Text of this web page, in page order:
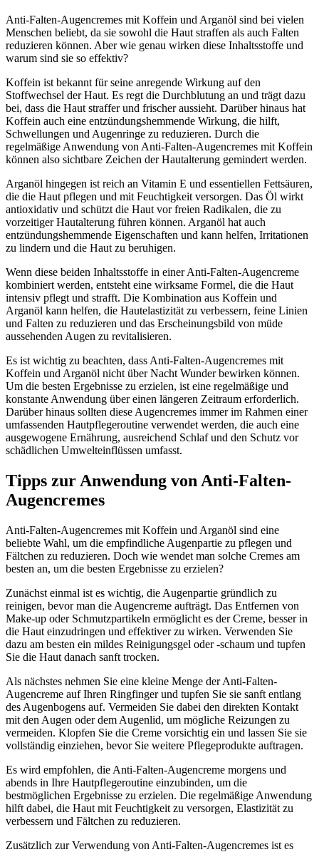
Anti-Falten-Augencremes mit Koffein und Arganöl sind bei vielen
Menschen beliebt, da sie sowohl die Haut straffen als auch Falten
reduzieren können. Aber wie genau wirken diese Inhaltsstoffe und
warum sind sie so effektiv?
Koffein ist bekannt für seine anregende Wirkung auf den
Stoffwechsel der Haut. Es regt die Durchblutung an und trägt dazu
bei, dass die Haut straffer und frischer aussieht. Darüber hinaus hat
Koffein auch eine entzündungshemmende Wirkung, die hilft,
Schwellungen und Augenringe zu reduzieren. Durch die
regelmäßige Anwendung von Anti-Falten-Augencremes mit Koffein
können also sichtbare Zeichen der Hautalterung gemindert werden.
Arganöl hingegen ist reich an Vitamin E und essentiellen Fettsäuren,
die die Haut pflegen und mit Feuchtigkeit versorgen. Das Öl wirkt
antioxidativ und schützt die Haut vor freien Radikalen, die zu
vorzeitiger Hautalterung führen können. Arganöl hat auch
entzündungshemmende Eigenschaften und kann helfen, Irritationen
zu lindern und die Haut zu beruhigen.
Wenn diese beiden Inhaltsstoffe in einer Anti-Falten-Augencreme
kombiniert werden, entsteht eine wirksame Formel, die die Haut
intensiv pflegt und strafft. Die Kombination aus Koffein und
Arganöl kann helfen, die Hautelastizität zu verbessern, feine Linien
und Falten zu reduzieren und das Erscheinungsbild von müde
aussehenden Augen zu revitalisieren.
Es ist wichtig zu beachten, dass Anti-Falten-Augencremes mit
Koffein und Arganöl nicht über Nacht Wunder bewirken können.
Um die besten Ergebnisse zu erzielen, ist eine regelmäßige und
konstante Anwendung über einen längeren Zeitraum erforderlich.
Darüber hinaus sollten diese Augencremes immer im Rahmen einer
umfassenden Hautpflegeroutine verwendet werden, die auch eine
ausgewogene Ernährung, ausreichend Schlaf und den Schutz vor
schädlichen Umwelteinflüssen umfasst.
Tipps zur Anwendung von Anti-Falten-
Augencremes
Anti-Falten-Augencremes mit Koffein und Arganöl sind eine
beliebte Wahl, um die empfindliche Augenpartie zu pflegen und
Fältchen zu reduzieren. Doch wie wendet man solche Cremes am
besten an, um die besten Ergebnisse zu erzielen?
Zunächst einmal ist es wichtig, die Augenpartie gründlich zu
reinigen, bevor man die Augencreme aufträgt. Das Entfernen von
Make-up oder Schmutzpartikeln ermöglicht es der Creme, besser in
die Haut einzudringen und effektiver zu wirken. Verwenden Sie
dazu am besten ein mildes Reinigungsgel oder -schaum und tupfen
Sie die Haut danach sanft trocken.
Als nächstes nehmen Sie eine kleine Menge der Anti-Falten-
Augencreme auf Ihren Ringfinger und tupfen Sie sie sanft entlang
des Augenbogens auf. Vermeiden Sie dabei den direkten Kontakt
mit den Augen oder dem Augenlid, um mögliche Reizungen zu
vermeiden. Klopfen Sie die Creme vorsichtig ein und lassen Sie sie
vollständig einziehen, bevor Sie weitere Pflegeprodukte auftragen.
Es wird empfohlen, die Anti-Falten-Augencreme morgens und
abends in Ihre Hautpflegeroutine einzubinden, um die
bestmöglichen Ergebnisse zu erzielen. Die regelmäßige Anwendung
hilft dabei, die Haut mit Feuchtigkeit zu versorgen, Elastizität zu
verbessern und Fältchen zu reduzieren.
Zusätzlich zur Verwendung von Anti-Falten-Augencremes ist es